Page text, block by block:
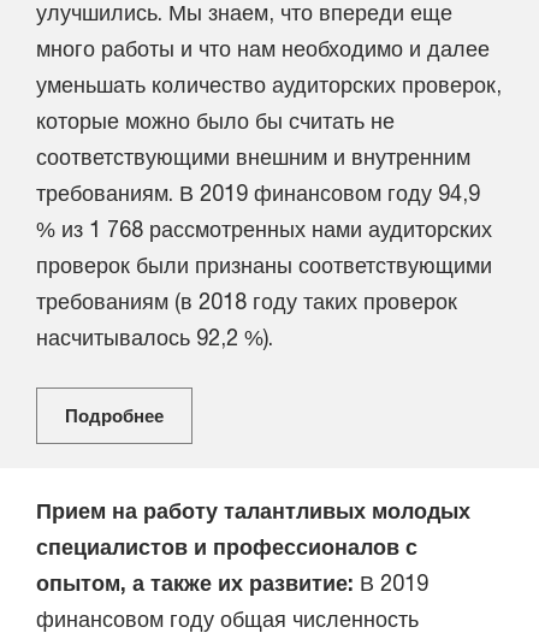
улучшились. Мы знаем, что впереди еще
много работы и что нам необходимо и далее
уменьшать количество аудиторских проверок,
которые можно было бы считать не
соответствующими внешним и внутренним
требованиям. В 2019 финансовом году 94,9
% из 1 768 рассмотренных нами аудиторских
проверок были признаны соответствующими
требованиям (в 2018 году таких проверок
насчитывалось 92,2 %).
Подробнее
Прием на работу талантливых молодых
специалистов и профессионалов с
опытом, а также их развитие: В 2019
финансовом году общая численность